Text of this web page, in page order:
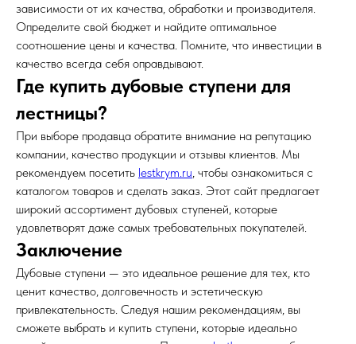
зависимости от их качества, обработки и производителя.
Определите свой бюджет и найдите оптимальное
соотношение цены и качества. Помните, что инвестиции в
качество всегда себя оправдывают.
Где купить дубовые ступени для
лестницы?
При выборе продавца обратите внимание на репутацию
компании, качество продукции и отзывы клиентов. Мы
рекомендуем посетить lestkrym.ru, чтобы ознакомиться с
каталогом товаров и сделать заказ. Этот сайт предлагает
широкий ассортимент дубовых ступеней, которые
удовлетворят даже самых требовательных покупателей.
Заключение
Дубовые ступени — это идеальное решение для тех, кто
ценит качество, долговечность и эстетическую
привлекательность. Следуя нашим рекомендациям, вы
сможете выбрать и купить ступени, которые идеально